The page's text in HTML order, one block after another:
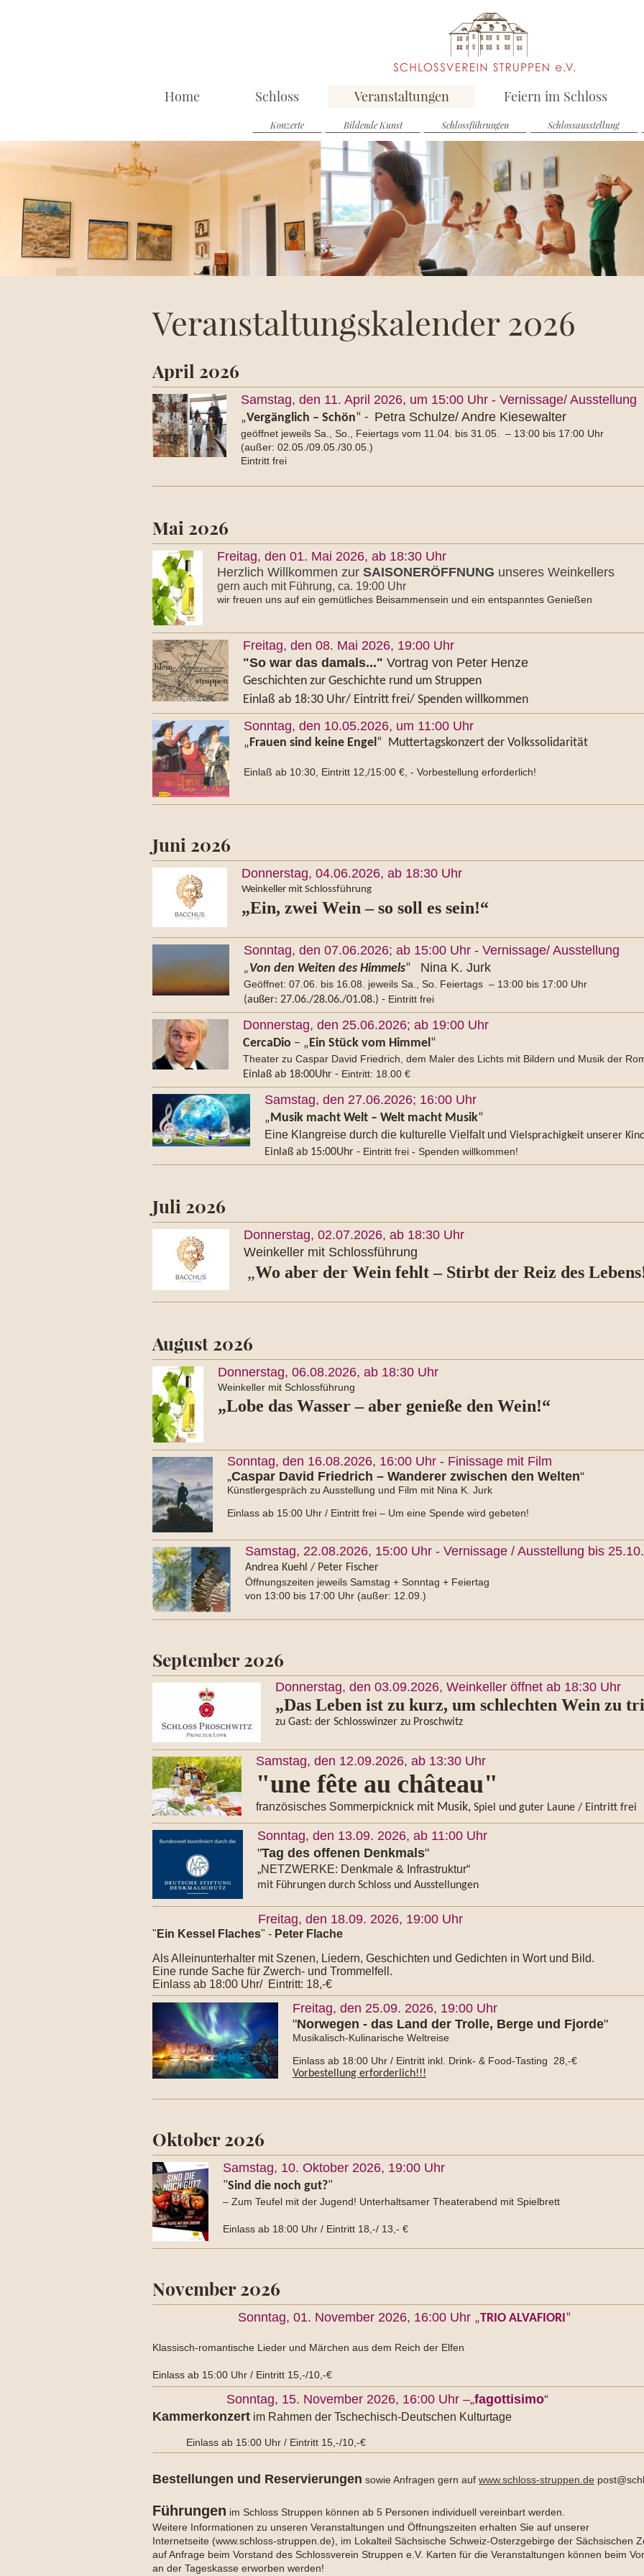
Home Schloss Veranstaltungen Feiern im Schloss
Konzerte Bildende Kunst Schlossführungen Schlossausstellung
Veranstaltungskalender 2026
April 2026
Samstag, den 11. April 2026, um 15:00 Uhr - Vernissage/ Ausstellung
„Vergänglich – Schön“ - Petra Schulze/ Andre Kiesewalter
geöffnet jeweils Sa., So., Feiertags vom 11.04. bis 31.05. – 13:00 bis 17:00 Uhr
(außer: 02.05./09.05./30.05.)
Eintritt frei
Mai 2026
Freitag, den 01. Mai 2026, ab 18:30 Uhr
Herzlich Willkommen zur SAISONERÖFFNUNG unseres Weinkellers
gern auch mit Führung, ca. 19:00 Uhr
wir freuen uns auf ein gemütliches Beisammensein und ein entspanntes Genießen
Freitag, den 08. Mai 2026, 19:00 Uhr
"So war das damals..." Vortrag von Peter Henze
Geschichten zur Geschichte rund um Struppen
Einlaß ab 18:30 Uhr/ Eintritt frei/ Spenden willkommen
Sonntag, den 10.05.2026, um 11:00 Uhr
„Frauen sind keine Engel“ Muttertagskonzert der Volkssolidarität
Einlaß ab 10:30, Eintritt 12,/15:00 €, - Vorbestellung erforderlich!
Juni 2026
Donnerstag, 04.06.2026, ab 18:30 Uhr
Weinkeller mit Schlossführung
„Ein, zwei Wein – so soll es sein!“
Sonntag, den 07.06.2026; ab 15:00 Uhr - Vernissage/ Ausstellung
„Von den Weiten des Himmels“ Nina K. Jurk
Geöffnet: 07.06. bis 16.08. jeweils Sa., So. Feiertags – 13:00 bis 17:00 Uhr
(außer: 27.06./28.06./01.08.) - Eintritt frei
Donnerstag, den 25.06.2026; ab 19:00 Uhr
CercaDio – „Ein Stück vom Himmel“
Theater zu Caspar David Friedrich, dem Maler des Lichts mit Bildern und Musik der
Einlaß ab 18:00Uhr - Eintritt: 18.00 €
Samstag, den 27.06.2026; 16:00 Uhr
„Musik macht Welt – Welt macht Musik“
Eine Klangreise durch die kulturelle Vielfalt und Vielsprachigkeit unserer
Einlaß ab 15:00Uhr - Eintritt frei - Spenden willkommen!
Juli 2026
Donnerstag, 02.07.2026, ab 18:30 Uhr
Weinkeller mit Schlossführung
„Wo aber der Wein fehlt – Stirbt der Reiz des
August 2026
Donnerstag, 06.08.2026, ab 18:30 Uhr
Weinkeller mit Schlossführung
„Lobe das Wasser – aber genieße den Wein!“
Sonntag, den 16.08.2026, 16:00 Uhr - Finissage mit Film
„Caspar David Friedrich – Wanderer zwischen den Welten“
Künstlergespräch zu Ausstellung und Film mit Nina K. Jurk
Einlass ab 15:00 Uhr / Eintritt frei – Um eine Spende wird gebeten!
Samstag, 22.08.2026, 15:00 Uhr - Vernissage / Ausstellung bis 25.10.
Andrea Kuehl / Peter Fischer
Öffnungszeiten jeweils Samstag + Sonntag + Feiertag
von 13:00 bis 17:00 Uhr (außer: 12.09.)
September 2026
Donnerstag, den 03.09.2026, Weinkeller öffnet ab 18:30 Uhr
„Das Leben ist zu kurz, um schlechten Wein zu
zu Gast: der Schlosswinzer zu Proschwitz
Samstag, den 12.09.2026, ab 13:30 Uhr
"une fête au château"
französisches Sommerpicknick mit Musik, Spiel und guter Laune / Eintritt frei
Sonntag, den 13.09. 2026, ab 11:00 Uhr
"Tag des offenen Denkmals"
„NETZWERKE: Denkmale & Infrastruktur“
mit Führungen durch Schloss und Ausstellungen
Freitag, den 18.09. 2026, 19:00 Uhr
" Ein Kessel Flaches" - Peter Flache
Als Alleinunterhalter mit Szenen, Liedern, Geschichten und Gedichten in Wort und Bild.
Eine runde Sache für Zwerch- und Trommelfell.
Einlass ab 18:00 Uhr/ Eintritt: 18,-€
Freitag, den 25.09. 2026, 19:00 Uhr
"Norwegen - das Land der Trolle, Berge und Fjorde"
Musikalisch-Kulinarische Weltreise
Einlass ab 18:00 Uhr / Eintritt inkl. Drink- & Food-Tasting 28,-€
Vorbestellung erforderlich!!!
Oktober 2026
Samstag, 10. Oktober 2026, 19:00 Uhr
"Sind die noch gut?"
– Zum Teufel mit der Jugend! Unterhaltsamer Theaterabend mit Spielbrett
Einlass ab 18:00 Uhr / Eintritt 18,-/ 13,- €
November 2026
Sonntag, 01. November 2026, 16:00 Uhr „TRIO ALVAFIORI“
Klassisch-romantische Lieder und Märchen aus dem Reich der Elfen
Einlass ab 15:00 Uhr / Eintritt 15,-/10,-€
Sonntag, 15. November 2026, 16:00 Uhr –„fagottisimo“
Kammerkonzert im Rahmen der Tschechisch-Deutschen Kulturtage
Einlass ab 15:00 Uhr / Eintritt 15,-/10,-€
Bestellungen und Reservierungen sowie Anfragen gern auf www.schloss-struppen.de
Führungen im Schloss Struppen können ab 5 Personen individuell vereinbart werden.
Weitere Informationen zu unseren Veranstaltungen und Öffnungszeiten erhalten Sie auf unserer
Internetseite (www.schloss-struppen.de), im Lokalteil Sächsische Schweiz-Osterzgebirge der Sächsischen
auf Anfrage beim Vorstand des Schlossverein Struppen e.V. Karten für die Veranstaltungen können beim
an der Tageskasse erworben werden!